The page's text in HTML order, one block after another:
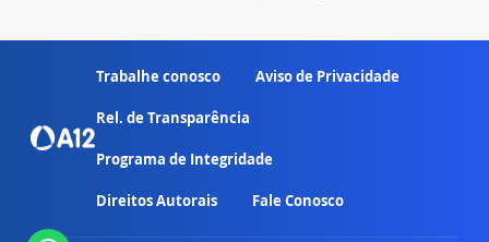
Trabalhe conosco Aviso de Privacidade
Rel. de Transparência
Programa de Integridade
Direitos Autorais Fale Conosco